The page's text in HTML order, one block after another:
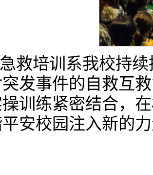
救培训系我校持
发事件的自救互
训练紧密结合，
安校园注入新的